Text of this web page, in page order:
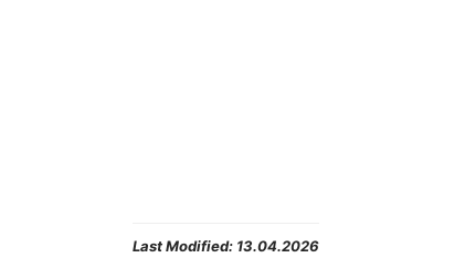
Last Modified: 13.04.2026